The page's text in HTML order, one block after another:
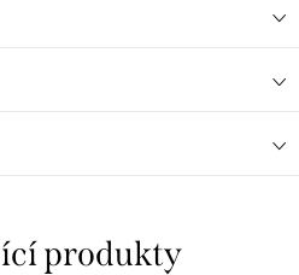
produkty